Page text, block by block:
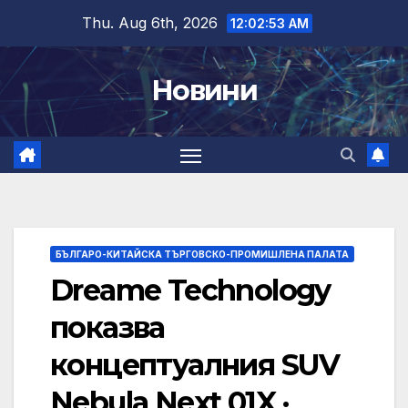
content
Thu. Aug 6th, 2026 12:02:53 AM
Новини
БЪЛГАРО-КИТАЙСКА ТЪРГОВСКО-ПРОМИШЛЕНА ПАЛАТА
Dreame Technology
показва
концептуалния SUV